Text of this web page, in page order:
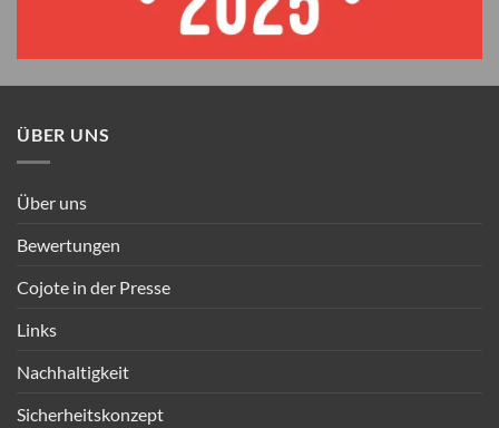
ÜBER UNS
Über uns
Bewertungen
Cojote in der Presse
Links
Nachhaltigkeit
Sicherheitskonzept